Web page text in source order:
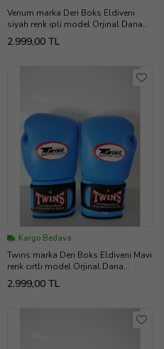
Venum marka Deri Boks Eldiveni
siyah renk ipli model Orjinal Dana
derisidir. 10-12-14-16oz büyüklükte
İstediğiniz Bedeni msj ile bildiriniz
2.999,00 TL
Kargo Bedava
Twins marka Deri Boks Eldiveni Mavi
renk cırtlı model Orjinal Dana
derisidir İTHAL ÜRÜNDÜR
profesyonel sporcular için
büyüklükte İstediğiniz Bedeni msj ile
2.999,00 TL